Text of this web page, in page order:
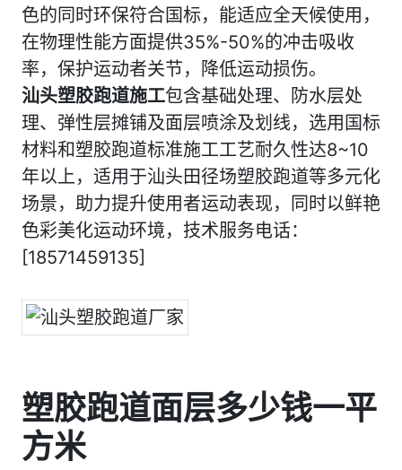
色的同时环保符合国标，能适应全天候使用，
在物理性能方面提供35%-50%的冲击吸收
率，保护运动者关节，降低运动损伤。
汕头塑胶跑道施工包含基础处理、防水层处
理、弹性层摊铺及面层喷涂及划线，选用国标
材料和塑胶跑道标准施工工艺耐久性达8~10
年以上，适用于汕头田径场塑胶跑道等多元化
场景，助力提升使用者运动表现，同时以鲜艳
色彩美化运动环境，技术服务电话：
[18571459135]
塑胶跑道面层多少钱一平
方米